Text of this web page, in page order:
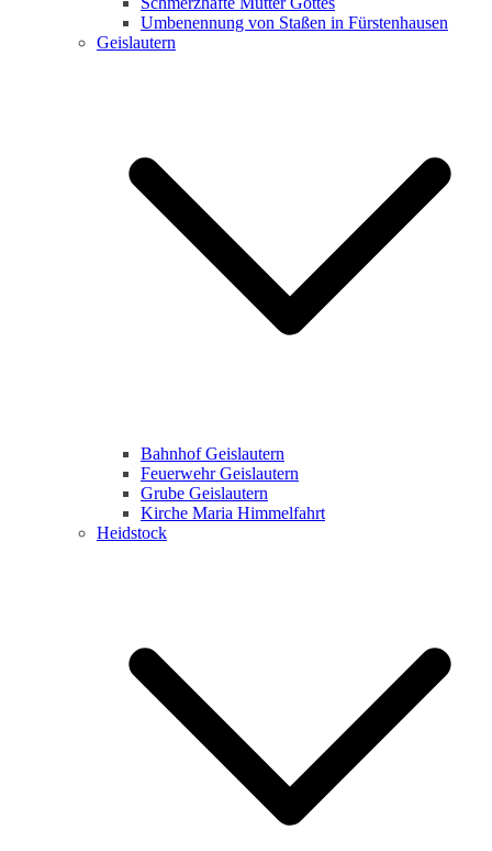
Umbenennung von Staßen in Fürstenhausen
Geislautern
Bahnhof Geislautern
Feuerwehr Geislautern
Grube Geislautern
Kirche Maria Himmelfahrt
Heidstock